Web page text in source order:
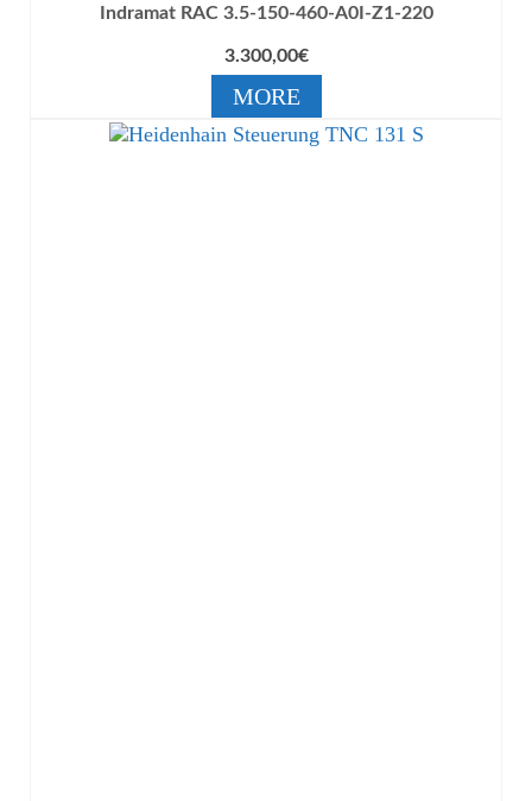
Indramat RAC 3.5-150-460-A0I-Z1-220
3.300,00€
MORE